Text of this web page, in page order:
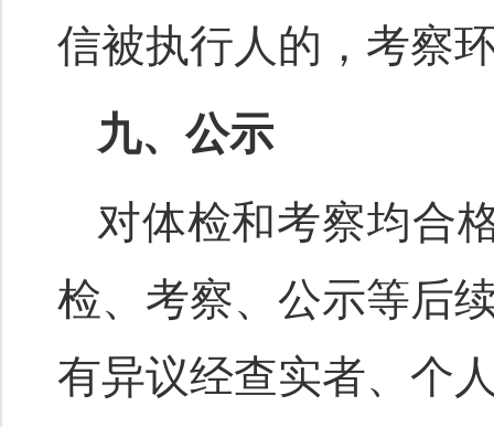
信被执行人的，考察
九、公示
对体检和考察均合
检、考察、公示等后
有异议经查实者、个